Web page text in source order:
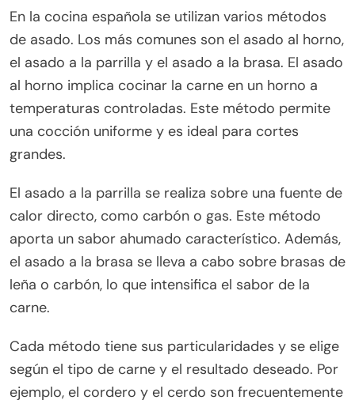
En la cocina española se utilizan varios métodos
de asado. Los más comunes son el asado al horno,
el asado a la parrilla y el asado a la brasa. El asado
al horno implica cocinar la carne en un horno a
temperaturas controladas. Este método permite
una cocción uniforme y es ideal para cortes
grandes.
El asado a la parrilla se realiza sobre una fuente de
calor directo, como carbón o gas. Este método
aporta un sabor ahumado característico. Además,
el asado a la brasa se lleva a cabo sobre brasas de
leña o carbón, lo que intensifica el sabor de la
carne.
Cada método tiene sus particularidades y se elige
según el tipo de carne y el resultado deseado. Por
ejemplo, el cordero y el cerdo son frecuentemente